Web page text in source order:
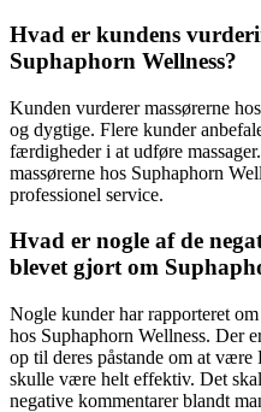
Hvad er kundens
Suphaphorn Wellness?
Kunden vurderer massørerne
og dygtige. Flere kunder
færdigheder i at udføre
massørerne hos Suphaphorn
professionel service.
Hvad er nogle af de
blevet gjort om
Nogle kunder har rapporteret
hos Suphaphorn Wellness. Der
op til deres påstande om at være
skulle være helt effektiv. Det
negative kommentarer blandt